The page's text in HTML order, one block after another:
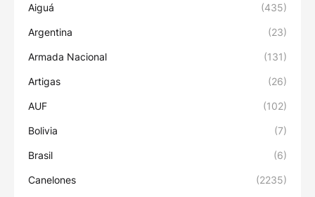
Aiguá (435)
Argentina (23)
Armada Nacional (131)
Artigas (26)
AUF (102)
Bolivia (7)
Brasil (6)
Canelones (2235)